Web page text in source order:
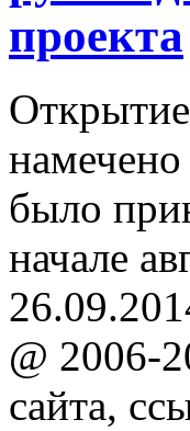
проекта
намечено
было
начале
@ 2006-
сайта,